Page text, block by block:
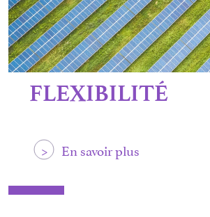
FLEXIBILITÉ
> En savoir plus